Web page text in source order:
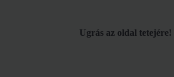
Ugrás az oldal tetejére!